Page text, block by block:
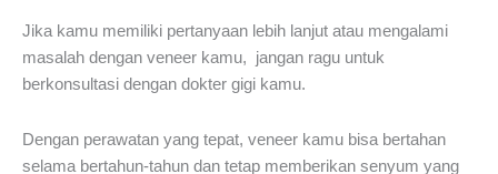
Jika kamu memiliki pertanyaan lebih lanjut atau mengalami
masalah dengan veneer kamu, jangan ragu untuk
berkonsultasi dengan dokter gigi kamu.
Dengan perawatan yang tepat, veneer kamu bisa bertahan
selama bertahun-tahun dan tetap memberikan senyum yang